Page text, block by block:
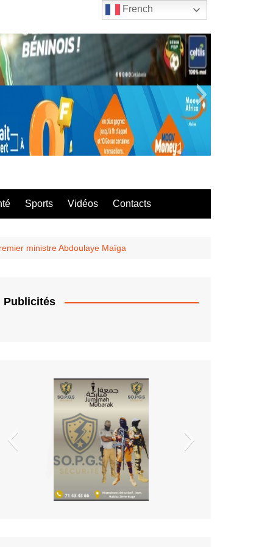
Sports Vidéos Contacts
ministre Abdoulaye Maïga
Publicités
French